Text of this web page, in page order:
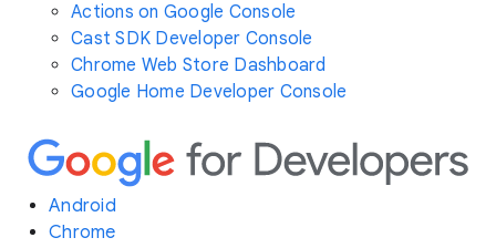
Actions on Google Console
Cast SDK Developer Console
Chrome Web Store Dashboard
Google Home Developer Console
Android
Chrome